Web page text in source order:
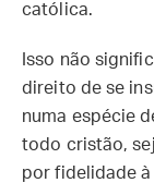
católica.
Isso não
direito de se
numa espécie
todo cristão,
por fidelidade